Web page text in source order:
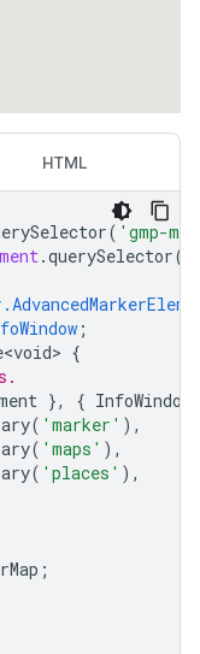
HTML
( 'gmp-
.querySelector(
;
{
}, { InfoWindow
( 'marker' ),
( 'maps' ),
( 'places' ),
;